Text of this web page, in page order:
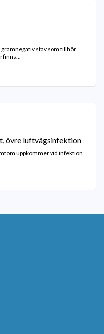
gramnegativ stav som tillhör
övre luftvägsinfektion
uppkommer vid infektion